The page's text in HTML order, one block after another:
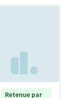
Retenue par